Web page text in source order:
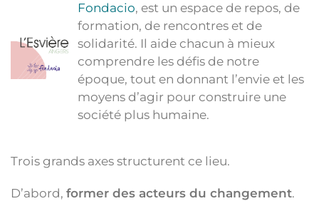
Fondacio, est un espace de repos, de
formation, de rencontres et de
solidarité. Il aide chacun à mieux
comprendre les défis de notre
époque, tout en donnant l’envie et les
moyens d’agir pour construire une
société plus humaine.
Trois grands axes structurent ce lieu.
D’abord, former des acteurs du changement.